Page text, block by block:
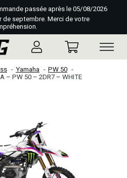
passée après le 05/08/2026
de septembre. Merci de votre
Yamaha
PW 50
– PW 50 – 2DR7 – WHITE